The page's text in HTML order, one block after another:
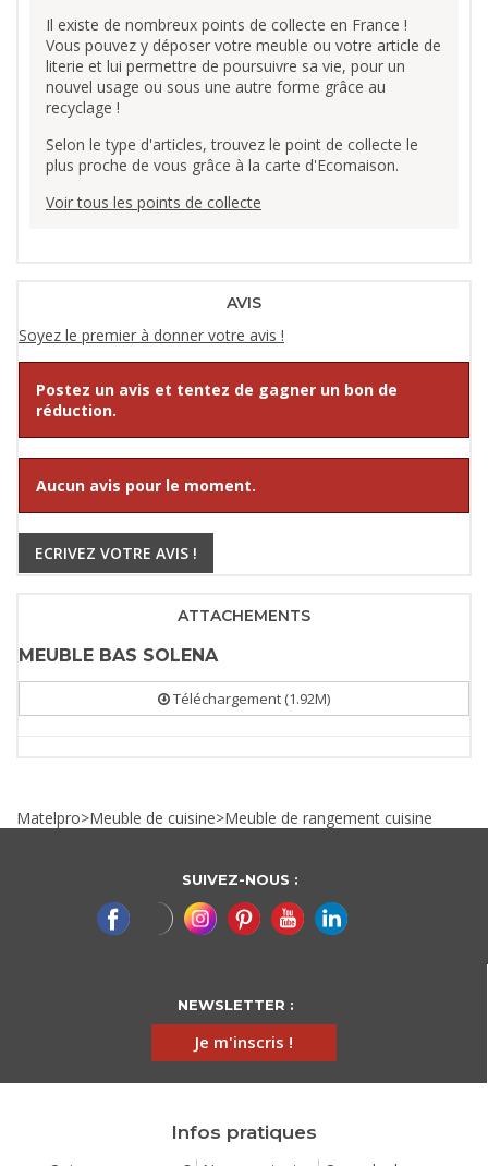
Il existe de nombreux points de collecte en France !
Vous pouvez y déposer votre meuble ou votre article de
literie et lui permettre de poursuivre sa vie, pour un
nouvel usage ou sous une autre forme grâce au
recyclage !
Selon le type d'articles, trouvez le point de collecte le
plus proche de vous grâce à la carte d'Ecomaison.
Voir tous les points de collecte
AVIS
Soyez le premier à donner votre avis !
Postez un avis et tentez de gagner un bon de
réduction.
Aucun avis pour le moment.
ECRIVEZ VOTRE AVIS !
ATTACHEMENTS
MEUBLE BAS SOLENA
Téléchargement (1.92M)
Matelpro>Meuble de cuisine>Meuble de rangement cuisine
SUIVEZ-NOUS :
NEWSLETTER :
Je m'inscris !
Infos pratiques